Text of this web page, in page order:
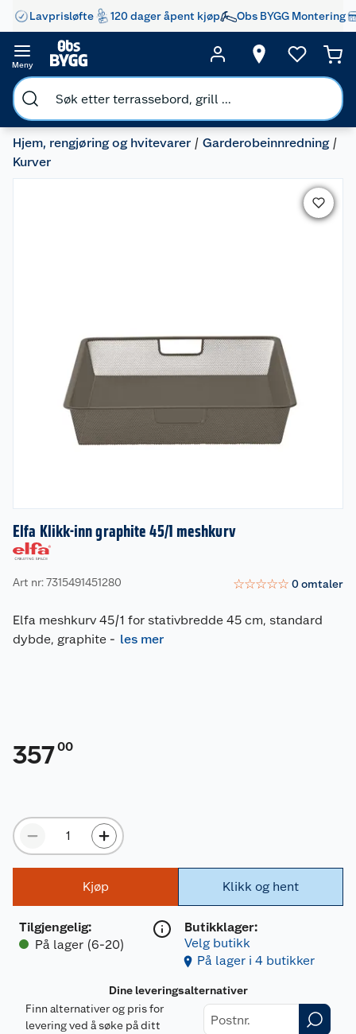
Lavprisløfte 120 dager åpent kjøp Obs BYGG Montering
Meny
Hjem, rengjøring og hvitevarer
Garderobeinnredning
Kurver
Elfa Klikk-inn graphite 45/1 meshkurv
Art nr: 7315491451280 ☆☆☆☆☆ 0omtaler
Elfa meshkurv 45/1 for stativbredde 45 cm, standard
dybde, graphite - les mer
35700
Kjøp
Tilgjengelig:
På lager (6-20)
Klikk og hent
Butikklager:
Velg butikk
På lager i 4 butikker
Dine leveringsalternativer
Finn alternativer og pris for
levering ved å søke på ditt